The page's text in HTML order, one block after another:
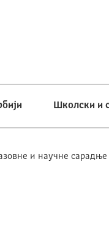
Школски и
и научне